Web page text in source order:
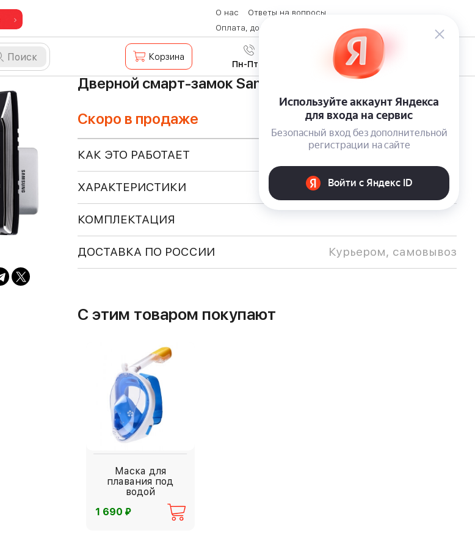
О нас
Ответы на вопросы
Оплата, доставка и возврат товара
Контакты
Поиск Корзина 8 (800) 600-28-07
Пн-Пт с 9:00 до 19:00
Дверной смарт-замок Samsung SHS-2320
Скоро в продаже
КАК ЭТО РАБОТАЕТ
ХАРАКТЕРИСТИКИ
КОМПЛЕКТАЦИЯ
ДОСТАВКА ПО РОССИИ Курьером, самовывоз
С этим товаром покупают
Маска для
плавания под
водой
1 690 ⃏